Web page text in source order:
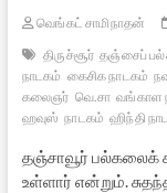
வெங்கட் சாமிநாதன்
திருச்சூர் தஞ்சைப்
நாடகம் கைசிக நாடகம்
கலைஞர் வெ.சா வங்காள
ஹவுஸ் நாடகம் ஹிந்தி
தஞ்சாவூர் பல்கலைக்
உள்ளார் என்றும்.